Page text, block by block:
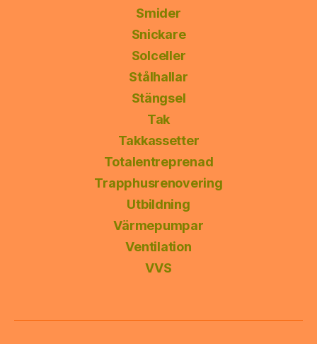
Smider
Snickare
Solceller
Stålhallar
Stängsel
Tak
Takkassetter
Totalentreprenad
Trapphusrenovering
Utbildning
Värmepumpar
Ventilation
VVS